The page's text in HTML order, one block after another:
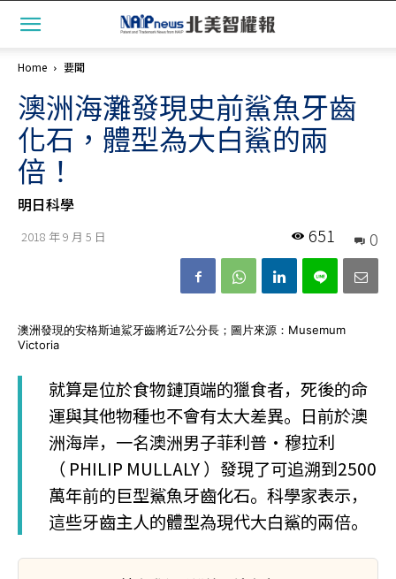
Home 要聞
澳洲海灘發現史前鯊魚牙齒
化石，體型為大白鯊的兩
倍！
明日科學
2018 年 9 月 5 日 0
651
澳洲發現的安格斯迪鯊牙齒將近7公分長；圖片來源：Musemum
Victoria
就算是位於食物鏈頂端的獵食者，死後的命
運與其他物種也不會有太大差異。日前於澳
洲海岸，一名澳洲男子菲利普·穆拉利
（ PHILIP MULLALY ）發現了可追溯到2500
萬年前的巨型鯊魚牙齒化石。科學家表示，
這些牙齒主人的體型為現代大白鯊的兩倍。